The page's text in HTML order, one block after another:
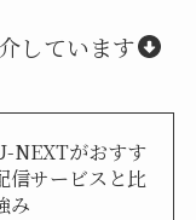
しています
NEXTがおすす
信サービスと比
み